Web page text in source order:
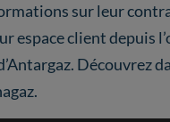
sur leur
espace client depuis
Découvrez